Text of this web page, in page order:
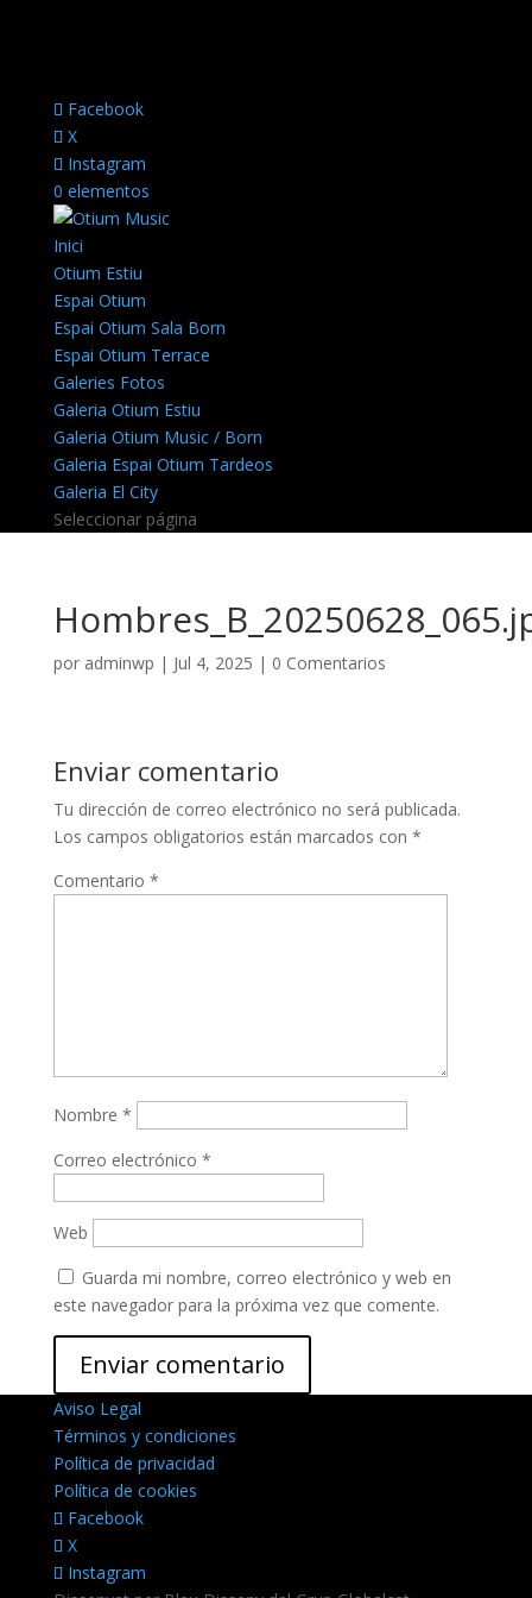
Facebook
X
Instagram
0 elementos
Inici
Otium Estiu
Espai Otium
Espai Otium Sala Born
Espai Otium Terrace
Galeries Fotos
Galeria Otium Estiu
Galeria Otium Music / Born
Galeria Espai Otium Tardeos
Galeria El City
Seleccionar página
por adminwp | Jul 4, 2025 | 0 Comentarios
Enviar comentario
Tu dirección de correo electrónico no será publicada.
Los campos obligatorios están marcados con *
Comentario *
Nombre *
Correo electrónico *
Web
Guarda mi nombre, correo electrónico y web en
este navegador para la próxima vez que comente.
Aviso Legal
Términos y condiciones
Política de privacidad
Política de cookies
Facebook
X
Instagram